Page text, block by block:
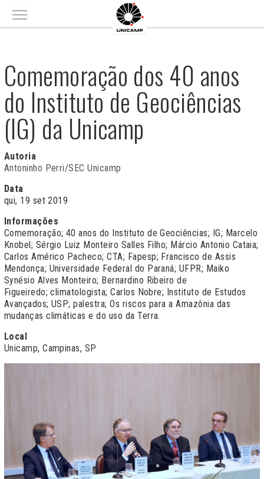
Main menu
Comemoração dos 40 anos
do Instituto de Geociências
(IG) da Unicamp
Autoria
Antoninho Perri/SEC Unicamp
Data
qui, 19 set 2019
Informações
Comemoração; 40 anos do Instituto de Geociências; IG; Marcelo
Knobel; Sérgio Luiz Monteiro Salles Filho; Márcio Antonio Cataia;
Carlos Américo Pacheco; CTA; Fapesp; Francisco de Assis
Mendonça; Universidade Federal do Paraná; UFPR; Maiko
Synésio Alves Monteiro; Bernardino Ribeiro de
Figueiredo; climatologista; Carlos Nobre; Instituto de Estudos
Avançados; USP; palestra; Os riscos para a Amazônia das
mudanças climáticas e do uso da Terra.
Local
Unicamp, Campinas, SP